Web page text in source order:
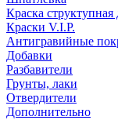
Краска структупная
Краски V.I.P.
Антигравийные
Добавки
Разбавители
Грунты, лаки
Отвердители
Дополнительно